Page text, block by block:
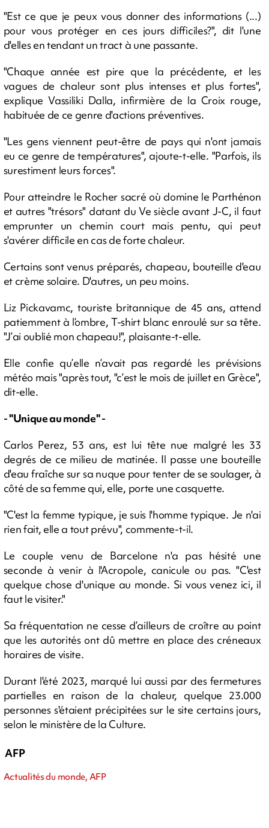
"Est ce que je peux vous donner des informations (...)
pour vous protéger en ces jours difficiles?", dit l'une
d'elles en tendant un tract à une passante.
"Chaque année est pire que la précédente, et les
vagues de chaleur sont plus intenses et plus fortes",
explique Vassiliki Dalla, infirmière de la Croix rouge,
habituée de ce genre d'actions préventives.
"Les gens viennent peut-être de pays qui n'ont jamais
eu ce genre de températures", ajoute-t-elle. "Parfois, ils
surestiment leurs forces".
Pour atteindre le Rocher sacré où domine le Parthénon
et autres "trésors" datant du Ve siècle avant J-C, il faut
emprunter un chemin court mais pentu, qui peut
s'avérer difficile en cas de forte chaleur.
Certains sont venus préparés, chapeau, bouteille d'eau
et crème solaire. D'autres, un peu moins.
Liz Pickavamc, touriste britannique de 45 ans, attend
patiemment à l’ombre, T-shirt blanc enroulé sur sa tête.
"J’ai oublié mon chapeau!", plaisante-t-elle.
Elle confie qu’elle n’avait pas regardé les prévisions
météo mais "après tout, "c’est le mois de juillet en Grèce",
dit-elle.
- "Unique au monde" -
Carlos Perez, 53 ans, est lui tête nue malgré les 33
degrés de ce milieu de matinée. Il passe une bouteille
d'eau fraîche sur sa nuque pour tenter de se soulager, à
côté de sa femme qui, elle, porte une casquette.
"C'est la femme typique, je suis l'homme typique. Je n'ai
rien fait, elle a tout prévu", commente-t-il.
Le couple venu de Barcelone n'a pas hésité une
seconde à venir à l'Acropole, canicule ou pas. "C'est
quelque chose d'unique au monde. Si vous venez ici, il
faut le visiter."
Sa fréquentation ne cesse d’ailleurs de croître au point
que les autorités ont dû mettre en place des créneaux
horaires de visite.
Durant l'été 2023, marqué lui aussi par des fermetures
partielles en raison de la chaleur, quelque 23.000
personnes s'étaient précipitées sur le site certains jours,
selon le ministère de la Culture.
AFP
Actualités du monde, AFP